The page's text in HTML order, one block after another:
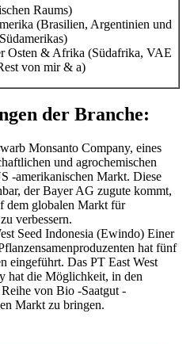
Raums)
(Brasilien, Argentinien und
Osten & Afrika (Südafrika, VAE
von mir & a)
der Branche:
Monsanto Company, eines
und agrochemischen
-amerikanischen Markt. Diese
der Bayer AG zugute kommt,
dem globalen Markt für
verbessern.
Seed Indonesia (Ewindo) Einer
hat fünf
eingeführt. Das PT East West
hat die Möglichkeit, in den
von Bio -Saatgut -
Markt zu bringen.